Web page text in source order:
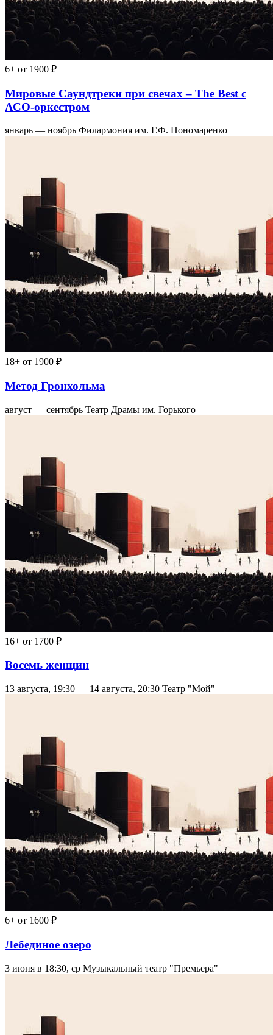
6+ от 1900 ₽
Мировые Саундтреки при свечах – The Best с
АСО-оркестром
январь — ноябрь Филармония им. Г.Ф. Пономаренко
18+ от 1900 ₽
Метод Гронхольма
август — сентябрь Театр Драмы им. Горького
16+ от 1700 ₽
Восемь женщин
13 августа, 19:30 — 14 августа, 20:30 Театр "Мой"
6+ от 1600 ₽
Лебединое озеро
3 июня в 18:30, ср Музыкальный театр "Премьера"